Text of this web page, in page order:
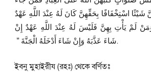
شَيْئًا اسْتِخْفَافًا بِحَقِّهِنَّ كَانَ لَهُ عِنْدَ اللَّهِ عَهْدٌ
لَمْ يَأْتِ بِهِنَّ فَلَيْسَ لَهُ عِنْدَ اللَّهِ عَهْدٌ إِنْ
شَاءَ عَذَّبَهُ وَإِنْ شَاءَ أَدْخَلَهُ الْجَنَّةَ ‏”‏ ‏.
ইবনু মুহাইরীয (রহঃ) থেকে বর্ণিতঃ